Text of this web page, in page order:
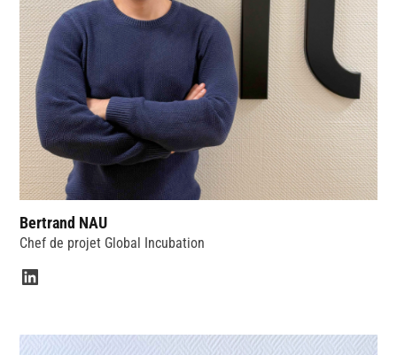
Bertrand NAU
Chef de projet Global Incubation